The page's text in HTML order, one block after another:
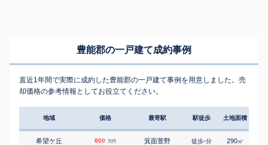
豊能郡の一戸建て成約事例
直近1年間で実際に成約した豊能郡の一戸建て事例を用意しました。売
却価格の参考情報としてお役立てください。
地域 価格 最寄駅 駅徒歩 土地面積
希望ケ丘 800 万円 箕面萱野 徒歩-分 290㎡